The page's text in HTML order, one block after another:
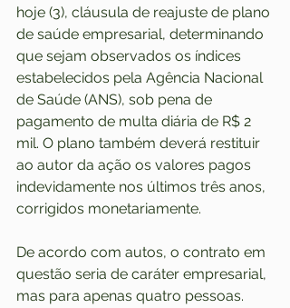
hoje (3), cláusula de reajuste de plano
de saúde empresarial, determinando
que sejam observados os índices
estabelecidos pela Agência Nacional
de Saúde (ANS), sob pena de
pagamento de multa diária de R$ 2
mil. O plano também deverá restituir
ao autor da ação os valores pagos
indevidamente nos últimos três anos,
corrigidos monetariamente.
De acordo com autos, o contrato em
questão seria de caráter empresarial,
mas para apenas quatro pessoas.